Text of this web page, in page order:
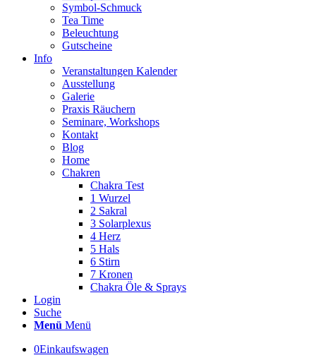
Symbol-Schmuck
Tea Time
Beleuchtung
Gutscheine
Info
Veranstaltungen Kalender
Ausstellung
Galerie
Praxis Räuchern
Seminare, Workshops
Kontakt
Blog
Home
Chakren
Chakra Test
1 Wurzel
2 Sakral
3 Solarplexus
4 Herz
5 Hals
6 Stirn
7 Kronen
Chakra Öle & Sprays
Login
Suche
Menü Menü
0Einkaufswagen